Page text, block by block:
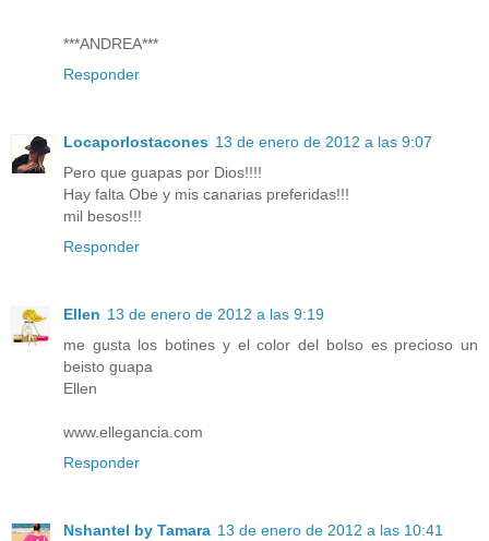
***ANDREA***
Responder
Locaporlostacones 13 de enero de 2012 a las 9:07
Pero que guapas por Dios!!!!
Hay falta Obe y mis canarias preferidas!!!
mil besos!!!
Responder
Ellen 13 de enero de 2012 a las 9:19
me gusta los botines y el color del bolso es precioso un
beisto guapa
Ellen
www.ellegancia.com
Responder
Nshantel by Tamara 13 de enero de 2012 a las 10:41